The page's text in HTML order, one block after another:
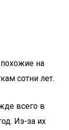
на
сотни лет.
всего в
Из-за их